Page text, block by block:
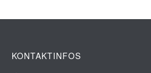
KONTAKTINFOS